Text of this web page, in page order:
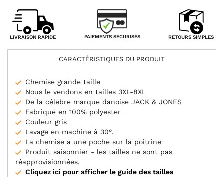
LIVRAISON RAPIDE PAIEMENTS SÉCURISÉS RETOURS SIMPLES
CARACTÉRISTIQUES DU PRODUIT
Chemise grande taille
Nous le vendons en tailles 3XL-8XL
De la célèbre marque danoise JACK & JONES
Fabriqué en 100% polyester
Couleur gris
Lavage en machine à 30°.
La chemise a une poche sur la poitrine
Produit saisonnier - les tailles ne sont pas
réapprovisionnées.
Cliquez ici pour afficher le guide des tailles